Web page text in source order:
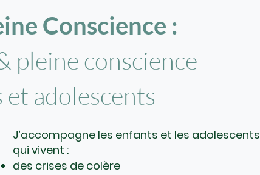
Conscience :
pleine conscience
adolescents
J’accompagne les enfants et les adolescents
qui vivent :
des crises de colère